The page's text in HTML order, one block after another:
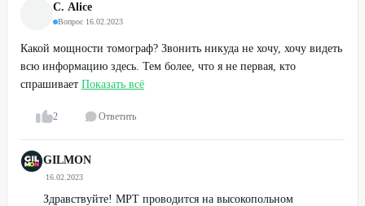
С. Alice
Вопрос·16.02.2023
Какой мощности томограф? Звонить никуда не хочу, хочу видеть
всю информацию здесь. Тем более, что я не первая, кто
спрашивает Показать всё
2 Ответить
GILMON
·16.02.2023
Здравствуйте! МРТ проводится на высокопольном